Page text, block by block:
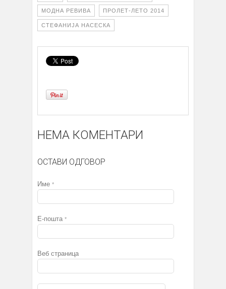
МОДНА РЕВИВА ПРОЛЕТ-ЛЕТО 2014
СТЕФАНИЈА НАСЕСКА
НЕМА КОМЕНТАРИ
ОСТАВИ ОДГОВОР
Име *
Е-пошта *
Веб страница